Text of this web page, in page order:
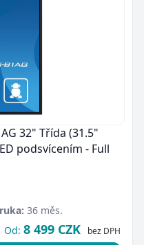
32" Třída (31.5"
podsvícením - Full
36 měs.
Od: 8 499 CZK bez DPH